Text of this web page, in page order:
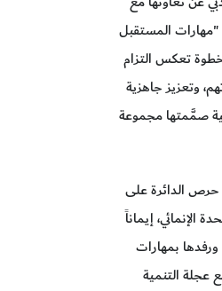
"مهارات المستقبل
تعكس التزام
وتعزيز جاهزية
صمَّمتها مجموعة
حرص الدائرة على
إيماناً
ورفدها بمهارات
عجلة التنمية